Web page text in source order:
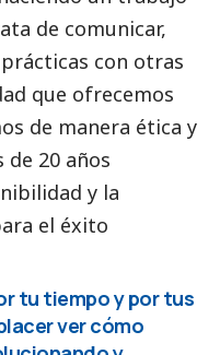
de comunicar,
con otras
que ofrecemos
de manera ética y
20 años
y la
el éxito
tu tiempo y por tus
ver cómo